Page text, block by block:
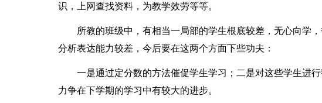
识，上网查找资料，为教学效劳等等。
所教的班级中，有相当一局部的学生根底较差，无心向学，
分析表达能力较差，今后要在这两个方面下些功夫：
一是通过定分数的方法催促学生学习；二是对这些学生进行
力争在下学期的学习中有较大的进步。